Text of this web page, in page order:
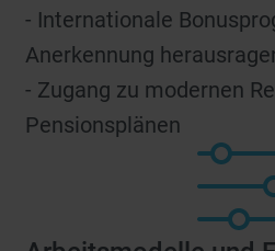
- Internationale
Anerkennung
- Zugang zu modernen
Pensionsplänen